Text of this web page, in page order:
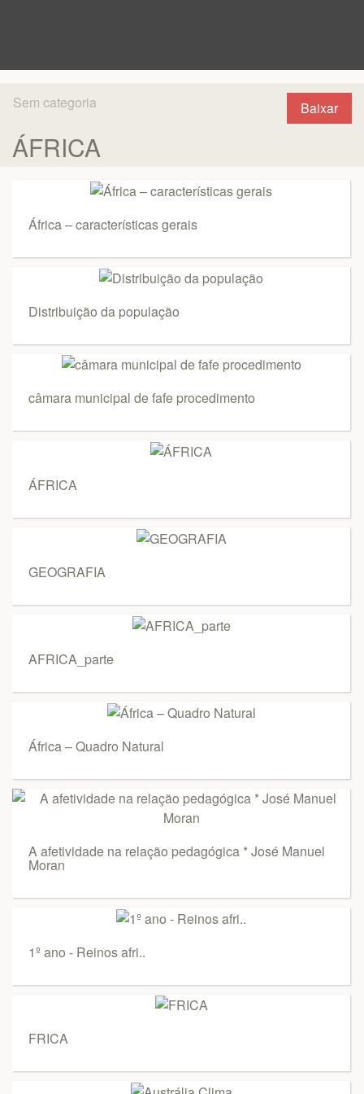
Baixar
Sem categoria
ÁFRICA
África – características gerais
Distribuição da população
câmara municipal de fafe procedimento
ÁFRICA
GEOGRAFIA
AFRICA_parte
África – Quadro Natural
A afetividade na relação pedagógica * José Manuel
Moran
1º ano - Reinos afri..
FRICA